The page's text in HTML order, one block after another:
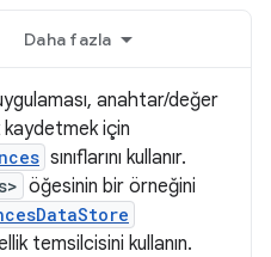
Daha fazla
anahtar/değer
kaydetmek için
sınıflarını kullanır.
öğesinin bir örneğini
temsilcisini kullanın.